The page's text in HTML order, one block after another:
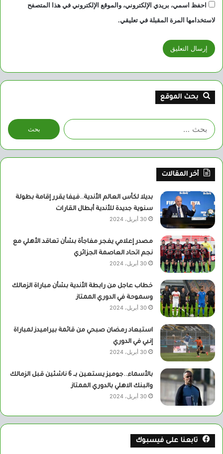
احفظ اسمي، بريدي الإلكتروني، والموقع الإلكتروني في هذا المتصفح
لاستخدامها المرة المقبلة في تعليقي.
بحث الموقع
البحث
عن:
أخر المقالات
بديلا لكأس العالم الأندية..فيفا يقرر إقامة بطولة
سنوية جديدة للأندية أبطال القارات
30 أبريل، 2024
مصدر إعلامي يفجر مفاجأة بشأن تعاقد الأهلي مع
نجم اتحاد العاصمة الجزائري
30 أبريل، 2024
خطاب عاجل من رابطة الأندية بشأن مباراة الزمالك
وسموحة في الدوري الممتاز
30 أبريل، 2024
استبعاد رمضان صبحي من قائمة بيراميدز لمباراة
إنبي في الدوري
30 أبريل، 2024
بالأسماء..جوميز يستعين بــ 6 ناشئين قبل الزمالك
والبنك الاهلي بالدوري الممتاز
30 أبريل، 2024
تابعنا على فيسبوك